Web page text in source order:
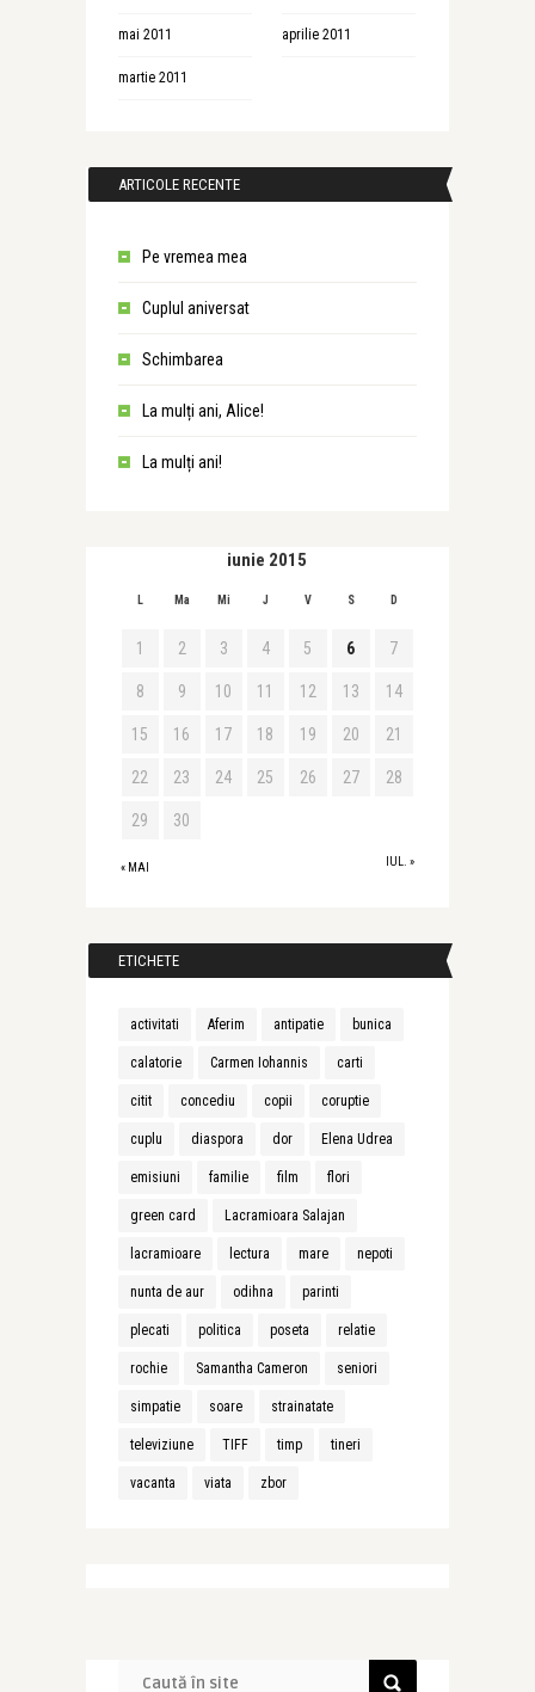
mai 2011 aprilie 2011
martie 2011
ARTICOLE RECENTE
Pe vremea mea
Cuplul aniversat
Schimbarea
La mulți ani, Alice!
La mulți ani!
iunie 2015
L Ma Mi J V S D
« MAI IUL. »
1 2 3 4 5 6 7
8 9 10 11 12 13 14
15 16 17 18 19 20 21
22 23 24 25 26 27 28
29 30
ETICHETE
activitati Aferim antipatie bunica
calatorie Carmen Iohannis carti
citit concediu copii coruptie
cuplu diaspora dor Elena Udrea
emisiuni familie film flori
green card Lacramioara Salajan
lacramioare lectura mare nepoti
nunta de aur odihna parinti
plecati politica poseta relatie
rochie Samantha Cameron seniori
simpatie soare strainatate
televiziune TIFF timp tineri
vacanta viata zbor